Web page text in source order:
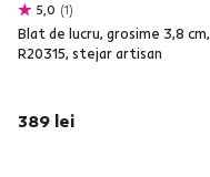
5,0 1
Blat de lucru, grosime 3,8 cm,
R20315, stejar artisan
389 lei